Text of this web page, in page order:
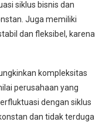
siklus bisnis dan
Juga memiliki
dan fleksibel, karena
kompleksitas
perusahaan yang
dengan siklus
dan tidak terduga